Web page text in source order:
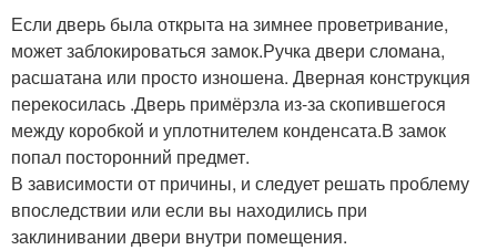
Если дверь была открыта на зимнее проветривание,
может заблокироваться замок.Ручка двери сломана,
расшатана или просто изношена. Дверная конструкция
перекосилась .Дверь примёрзла из-за скопившегося
между коробкой и уплотнителем конденсата.В замок
попал посторонний предмет.
В зависимости от причины, и следует решать проблему
впоследствии или если вы находились при
заклинивании двери внутри помещения.